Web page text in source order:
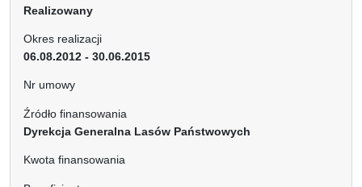
Realizowany
Okres realizacji
06.08.2012 - 30.06.2015
Nr umowy
Źródło finansowania
Dyrekcja Generalna Lasów Państwowych
Kwota finansowania